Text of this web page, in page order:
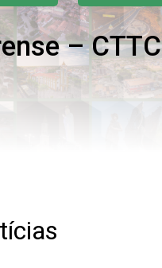
– CTTC